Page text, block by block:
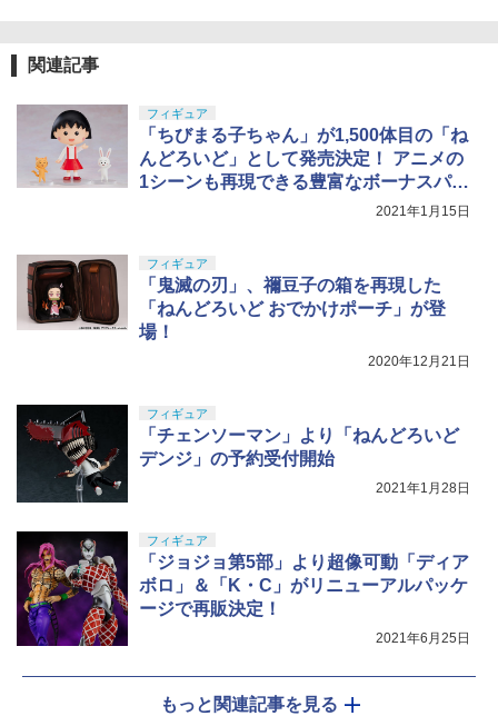
タカラトミー(TAKARA TOMY) T-SPAR
K トランスフォーマー ミッシングリンク
D-01 サウンドウェーブ 可動フィギュア
5
Sachiプラモ VERTヤスリ Type-S 【プ
ロモデラー共同開発】 超極細 ガラスヤ
スリ ５点セット ガンプラ プラモデル ゲ
ート処理 模型 フィギュア［知的財産権
￥2,320
5
￥4,761
ミアムトップコートスプレー つや消し 8
8ml ホビー用仕上材 B603
￥710
関連記事
フィギュア
「ちびまる子ちゃん」が1,500体目の「ね
んどろいど」として発売決定！ アニメの
1シーンも再現できる豊富なボーナスパー
2021年1月15日
フィギュア
「鬼滅の刃」、禰豆子の箱を再現した
「ねんどろいど おでかけポーチ」が登
場！
2020年12月21日
フィギュア
「チェンソーマン」より「ねんどろいど
デンジ」の予約受付開始
2021年1月28日
フィギュア
「ジョジョ第5部」より超像可動「ディア
ボロ」＆「K・C」がリニューアルパッケ
ージで再販決定！
2021年6月25日
もっと関連記事を見る